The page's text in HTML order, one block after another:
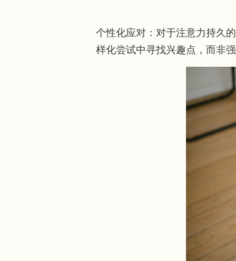
个性化应对：对于注意力持久
样化尝试中寻找兴趣点，而非